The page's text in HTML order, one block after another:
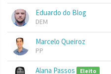
Eduardo do Blog
DEM
Marcelo Queiroz
PP
Alana Passos Eleito